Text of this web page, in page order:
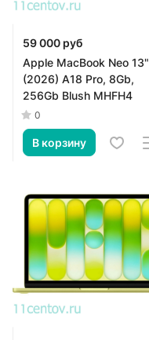
59 000 руб
Apple MacBook Neo 13"
(2026) A18 Pro, 8Gb,
256Gb Blush MHFH4
0
В корзину